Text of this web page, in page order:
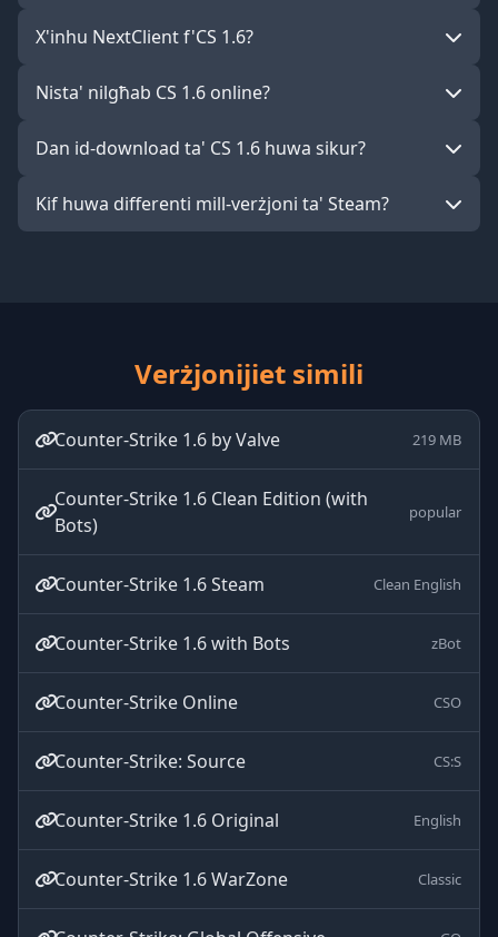
X'inhu NextClient f'CS 1.6?
Nista' nilgħab CS 1.6 online?
Dan id-download ta' CS 1.6 huwa sikur?
Kif huwa differenti mill-verżjoni ta' Steam?
Verżjonijiet simili
Counter-Strike 1.6 by Valve 219 MB
Counter-Strike 1.6 Clean Edition (with
Bots)
popular
Counter-Strike 1.6 Steam Clean English
Counter-Strike 1.6 with Bots zBot
Counter-Strike Online CSO
Counter-Strike: Source CS:S
Counter-Strike 1.6 Original English
Counter-Strike 1.6 WarZone Classic